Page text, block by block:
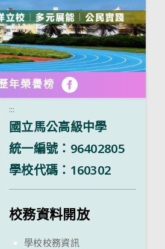
年榮譽榜 FB
令修正發布
:::
國立馬公高級中學
統一編號：96402805
學校代碼：160302
校務資料開放
學校校務資訊